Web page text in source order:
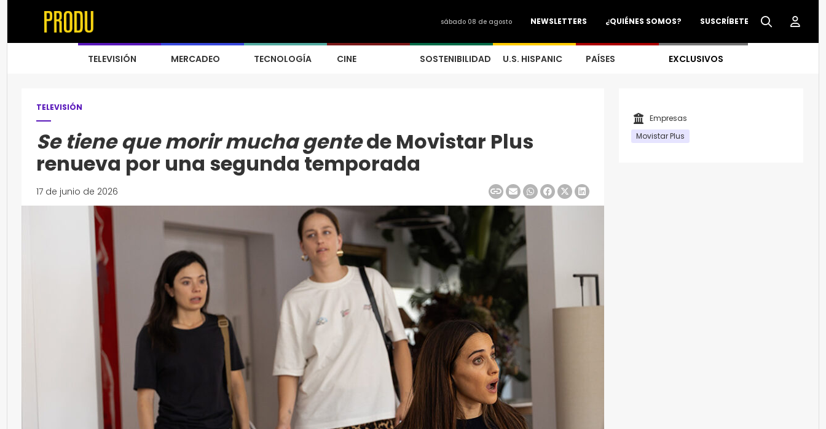
SUSCRÍBETE
¿QUIÉNES SOMOS?
NEWSLETTERS
sábado 08 de agosto
TELEVISIÓN MERCADEO TECNOLOGÍA CINE SOSTENIBILIDAD U.S. HISPANIC PAÍSES EXCLUSIVOS
TELEVISIÓN
Se tiene que morir mucha gentede Movistar Plus
renueva por una segunda temporada
17 de junio de 2026
Empresas
Movistar Plus